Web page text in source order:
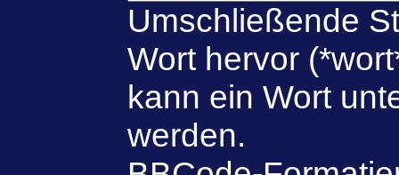
Umschließende
Wort hervor
kann ein Wort
werden.